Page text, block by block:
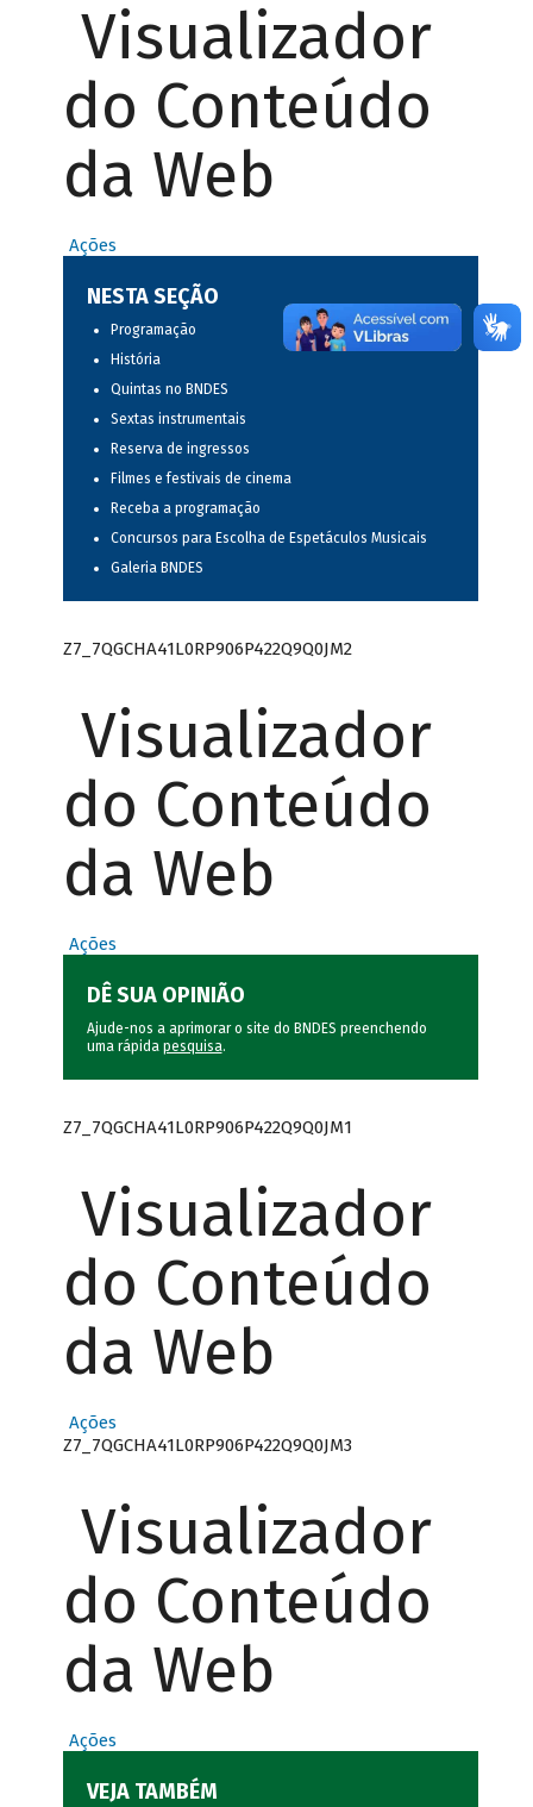
Visualizador
do Conteúdo
da Web
Ações
NESTA SEÇÃO
Programação
História
Quintas no BNDES
Sextas instrumentais
Reserva de ingressos
Filmes e festivais de cinema
Receba a programação
Concursos para Escolha de Espetáculos Musicais
Galeria BNDES
Z7_7QGCHA41L0RP906P422Q9Q0JM2
Visualizador
do Conteúdo
da Web
Ações
DÊ SUA OPINIÃO
Ajude-nos a aprimorar o site do BNDES preenchendo
uma rápida pesquisa.
Z7_7QGCHA41L0RP906P422Q9Q0JM1
Visualizador
do Conteúdo
da Web
Ações
Z7_7QGCHA41L0RP906P422Q9Q0JM3
Visualizador
do Conteúdo
da Web
Ações
VEJA TAMBÉM